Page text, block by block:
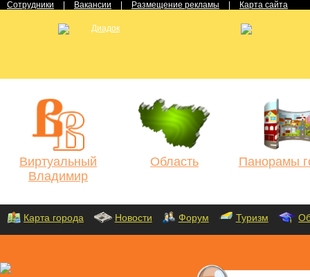
Сотрудники Вакансии Размещение рекламы Карта сайта
Виртуальный
Владимир
Область Панорамы
Карта города Новости Форум Туризм